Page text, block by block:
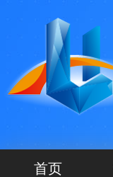
首页